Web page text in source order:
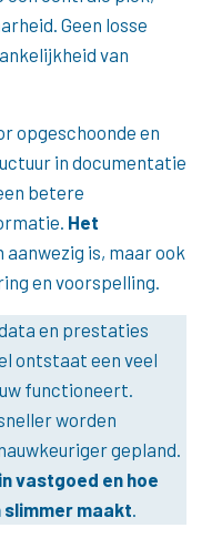
Geen losse
van
opgeschoonde en
in documentatie
betere
Het
aanwezig is, maar ook
en voorspelling.
en prestaties
ontstaat een veel
functioneert.
worden
gepland.
in vastgoed en hoe
maakt.